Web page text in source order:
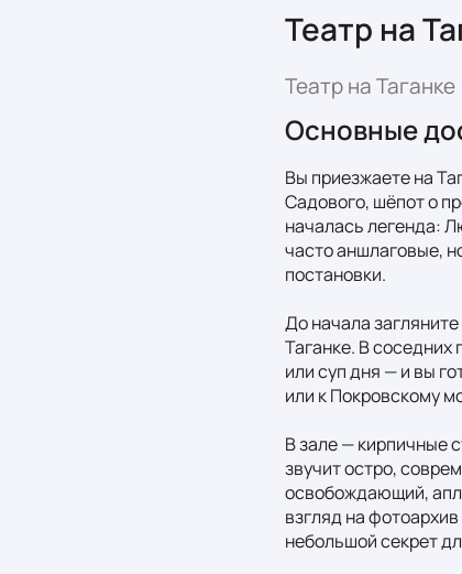
Театр на
Театр на Таганке
Основные
Вы приезжаете на
Садового, шёпот о
началась легенда:
часто аншлаговые,
постановки.
До начала
Таганке. В
или суп дня — и вы
или к Покровскому
В зале — кирпичные
звучит остро,
освобождающий,
взгляд на
небольшой секрет